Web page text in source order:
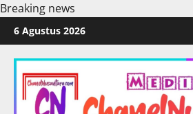
Breaking news
Skip
to
content
6 Agustus 2026